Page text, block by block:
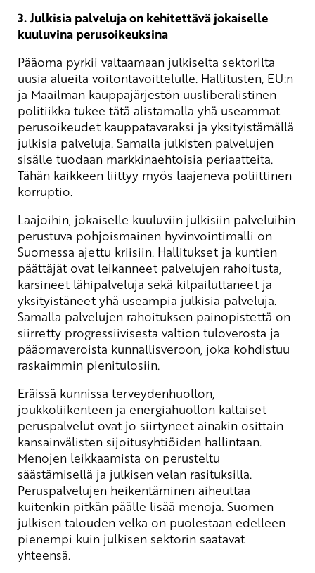
3. Julkisia palveluja on kehitettävä jokaiselle
kuuluvina perusoikeuksina
Pääoma pyrkii valtaamaan julkiselta sektorilta
uusia alueita voitontavoittelulle. Hallitusten, EU:n
ja Maailman kauppajärjestön uusliberalistinen
politiikka tukee tätä alistamalla yhä useammat
perusoikeudet kauppatavaraksi ja yksityistämällä
julkisia palveluja. Samalla julkisten palvelujen
sisälle tuodaan markkinaehtoisia periaatteita.
Tähän kaikkeen liittyy myös laajeneva poliittinen
korruptio.
Laajoihin, jokaiselle kuuluviin julkisiin palveluihin
perustuva pohjoismainen hyvinvointimalli on
Suomessa ajettu kriisiin. Hallitukset ja kuntien
päättäjät ovat leikanneet palvelujen rahoitusta,
karsineet lähipalveluja sekä kilpailuttaneet ja
yksityistäneet yhä useampia julkisia palveluja.
Samalla palvelujen rahoituksen painopistettä on
siirretty progressiivisesta valtion tuloverosta ja
pääomaveroista kunnallisveroon, joka kohdistuu
raskaimmin pienitulosiin.
Eräissä kunnissa terveydenhuollon,
joukkoliikenteen ja energiahuollon kaltaiset
peruspalvelut ovat jo siirtyneet ainakin osittain
kansainvälisten sijoitusyhtiöiden hallintaan.
Menojen leikkaamista on perusteltu
säästämisellä ja julkisen velan rasituksilla.
Peruspalvelujen heikentäminen aiheuttaa
kuitenkin pitkän päälle lisää menoja. Suomen
julkisen talouden velka on puolestaan edelleen
pienempi kuin julkisen sektorin saatavat
yhteensä.